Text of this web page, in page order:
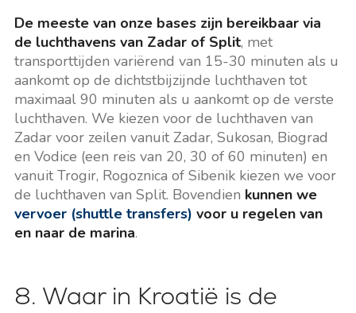
De meeste van onze bases zijn bereikbaar via
de luchthavens van Zadar of Split, met
transporttijden variërend van 15-30 minuten als u
aankomt op de dichtstbijzijnde luchthaven tot
maximaal 90 minuten als u aankomt op de verste
luchthaven. We kiezen voor de luchthaven van
Zadar voor zeilen vanuit Zadar, Sukosan, Biograd
en Vodice (een reis van 20, 30 of 60 minuten) en
vanuit Trogir, Rogoznica of Sibenik kiezen we voor
de luchthaven van Split. Bovendien kunnen we
vervoer (shuttle transfers) voor u regelen van
en naar de marina.
8. Waar in Kroatië is de